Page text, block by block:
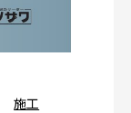
施工